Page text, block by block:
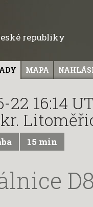
republiky
MAPA
22 16:14
15 min